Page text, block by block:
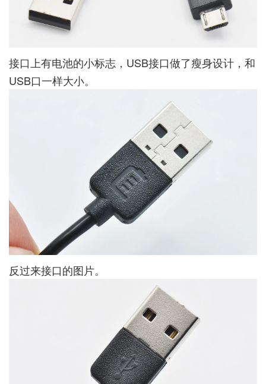
接口上有电池的小标志，USB接口做了瘦身设计，和
USB口一样大小。
反过来接口的图片。